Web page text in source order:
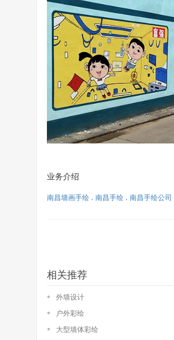
业务介绍
南昌墙画手绘 . 南昌手绘 . 南昌手绘公司
相关推荐
外墙设计
户外彩绘
大型墙体彩绘